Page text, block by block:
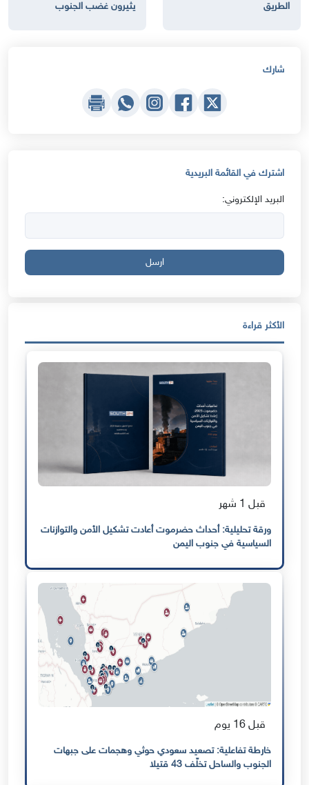
الطريق
يثيرون غضب الجنوب
شارك
اشترك في القائمة البريدية
البريد الإلكتروني:
ارسل
الأكثر قراءة
قبل 1 شهر
ورقة تحليلية: أحداث حضرموت أعادت تشكيل الأمن والتوازنات
السياسية في جنوب اليمن
قبل 16 يوم
خارطة تفاعلية: تصعيد سعودي حوثي وهجمات على جبهات
الجنوب والساحل تخلّف 43 قتيلا